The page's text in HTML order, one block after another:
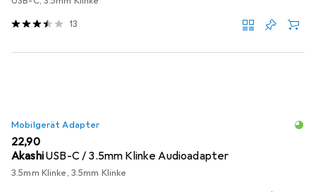
13
Mobilgerät Adapter
EUR
22,90
AkashiUSB-C / 3.5mm Klinke Audioadapter
3.5mm Klinke, 3.5mm Klinke